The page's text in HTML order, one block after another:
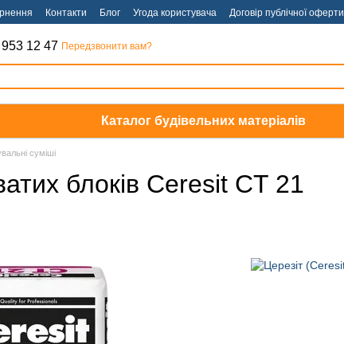
Контакти Блог Угода користувача Договір публічної оферти
12 47 Передзвонити вам?
Каталог будівельних матеріалів
суміші
блоків Ceresit CT 21